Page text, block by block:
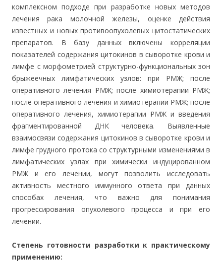
комплексном подходе при разработке новых методов
лечения рака молочной железы, оценке действия
известных и новых противоопухолевых цитостатических
препаратов. В базу данных включены корреляции
показателей содержания цитокинов в сыворотке крови и
лимфе с морфометрией структурно-функциональных зон
брыжеечных лимфатических узлов: при РМЖ; после
оперативного лечения РМЖ; после химиотерапии РМЖ;
после оперативного лечения и химиотерапии РМЖ; после
оперативного лечения, химиотерапии РМЖ и введения
фрагментированной ДНК человека. Выявленные
взаимосвязи содержания цитокинов в сыворотке крови и
лимфе грудного протока со структурными изменениями в
лимфатических узлах при химически индуцированном
РМЖ и его лечении, могут позволить исследовать
активность местного иммунного ответа при данных
способах лечения, что важно для понимания
прогрессирования опухолевого процесса и при его
лечении.
Степень готовности разработки к практическому
применению: